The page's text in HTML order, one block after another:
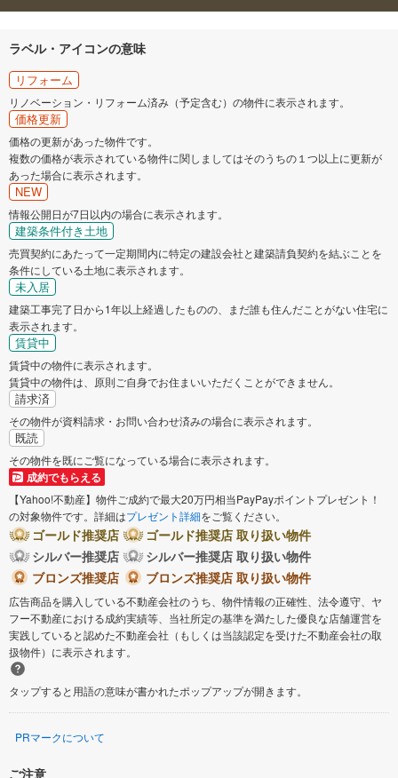
ラベル・アイコンの意味
リフォーム
リノベーション・リフォーム済み（予定含む）の物件に表示されます。
価格更新
価格の更新があった物件です。
複数の価格が表示されている物件に関しましてはそのうちの１つ以上に更新が
あった場合に表示されます。
NEW
情報公開日が7日以内の場合に表示されます。
建築条件付き土地
売買契約にあたって一定期間内に特定の建設会社と建築請負契約を結ぶことを
条件にしている土地に表示されます。
未入居
建築工事完了日から1年以上経過したものの、まだ誰も住んだことがない住宅に
表示されます。
賃貸中
賃貸中の物件に表示されます。
賃貸中の物件は、原則ご自身でお住まいいただくことができません。
請求済
その物件が資料請求・お問い合わせ済みの場合に表示されます。
既読
その物件を既にご覧になっている場合に表示されます。
成約でもらえる
【Yahoo!不動産】物件ご成約で最大20万円相当PayPayポイントプレゼント！
の対象物件です。詳細はプレゼント詳細をご覧ください。
ゴールド推奨店
ゴールド推奨店 取り扱い物件
シルバー推奨店
シルバー推奨店 取り扱い物件
ブロンズ推奨店
ブロンズ推奨店 取り扱い物件
広告商品を購入している不動産会社のうち、物件情報の正確性、法令遵守、ヤ
フー不動産における成約実績等、当社所定の基準を満たした優良な店舗運営を
実践していると認めた不動産会社（もしくは当該認定を受けた不動産会社の取
扱物件）に表示されます。
タップすると用語の意味が書かれたポップアップが開きます。
PRマークについて
ご注意